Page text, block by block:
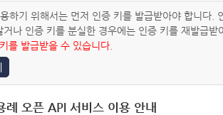
하기 위해서는 먼저 인증 키를 발급받아야 합니다
거나 인증 키를 분실한 경우에는 인증 키를 재발급받
를 발급받을 수 있습니다.
례 오픈 API 서비스 이용 안내